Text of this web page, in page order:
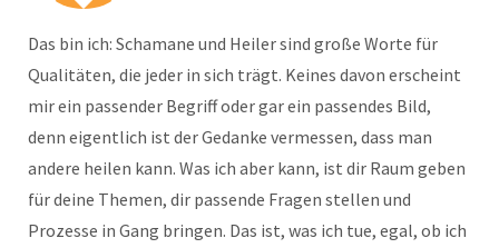
Das bin ich: Schamane und Heiler sind große Worte für
Qualitäten, die jeder in sich trägt. Keines davon erscheint
mir ein passender Begriff oder gar ein passendes Bild,
denn eigentlich ist der Gedanke vermessen, dass man
andere heilen kann. Was ich aber kann, ist dir Raum geben
für deine Themen, dir passende Fragen stellen und
Prozesse in Gang bringen. Das ist, was ich tue, egal, ob ich